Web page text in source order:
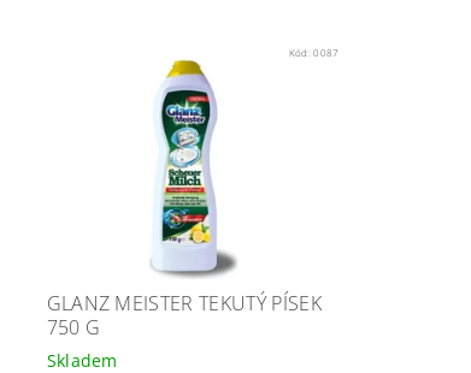
Kód:0087
GLANZ MEISTER TEKUTÝ PÍSEK
750 G
Skladem